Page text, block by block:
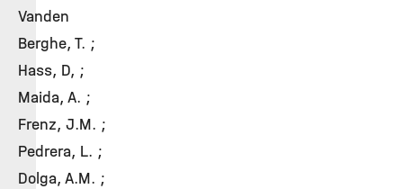
Vanden
Berghe, T. ;
Hass, D, ;
Maida, A. ;
Frenz, J.M. ;
Pedrera, L. ;
Dolga, A.M. ;